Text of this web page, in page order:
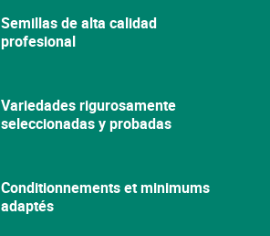
Semillas de alta calidad
profesional
Variedades rigurosamente
seleccionadas y probadas
Conditionnements et minimums
adaptés